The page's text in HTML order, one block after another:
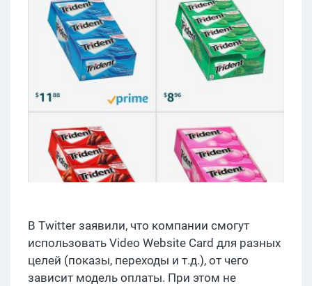
В Twitter заявили, что компании смогут
использовать Video Website Card для разных
целей (показы, переходы и т.д.), от чего
зависит модель оплаты. При этом не